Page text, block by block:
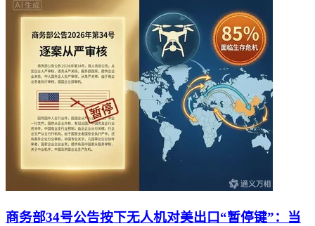
商务部34号公告按下无人机对美出口“暂停键”：当